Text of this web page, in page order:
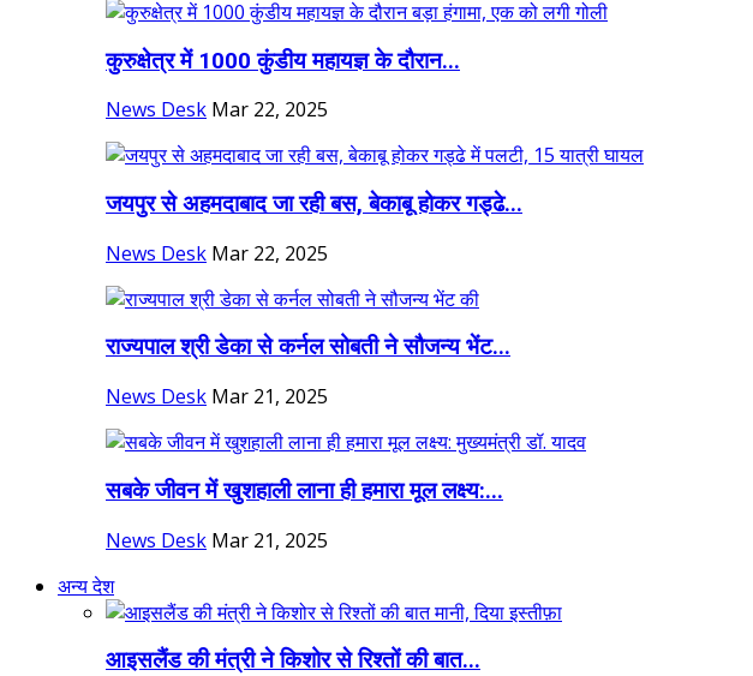
कुरुक्षेत्र में 1000 कुंडीय महायज्ञ के दौरान...
News Desk Mar 22, 2025
जयपुर से अहमदाबाद जा रही बस, बेकाबू होकर गड्ढे...
News Desk Mar 22, 2025
राज्यपाल श्री डेका से कर्नल सोबती ने सौजन्य भेंट...
News Desk Mar 21, 2025
सबके जीवन में खुशहाली लाना ही हमारा मूल लक्ष्य:...
News Desk Mar 21, 2025
अन्य देश
आइसलैंड की मंत्री ने किशोर से रिश्तों की बात...